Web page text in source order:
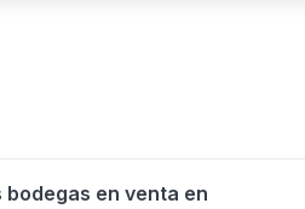
bodegas en venta en